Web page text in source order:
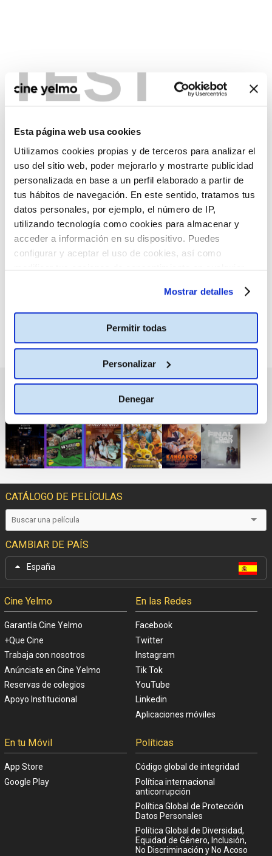
TEST
Esta página web usa cookies
Utilizamos cookies propias y de terceros para analizar el
uso del sitio web, poder mejorarlo y mostrarte publicidad
personalizada en base a un perfil elaborado a partir de
tus hábitos de navegación. En este sentido, tratamos tus
datos personales, por ejemplo, el número de IP,
utilizando tecnología como cookies para almacenar y
acceder a información en su dispositivo. Puedes
configurar y aceptar el uso de cookies, así como
modificar tus opciones de consentimiento en cualquier
Mostrar detalles
Permitir todas
Personalizar
Denegar
CONSULTA MÁS HORARIOS
:(
No hay películas con el
criterio de búsqueda
CATÁLOGO DE PELÍCULAS
CAMBIAR DE PAÍS
España
Cine Yelmo
Garantía Cine Yelmo
+Que Cine
Trabaja con nosotros
Anúnciate en Cine Yelmo
Reservas de colegios
Apoyo Institucional
En las Redes
Facebook
Twitter
Instagram
Tik Tok
YouTube
Linkedin
Aplicaciones móviles
En tu Móvil
App Store
Google Play
Políticas
Código global de integridad
Política internacional
anticorrupción
Política Global de Protección
Datos Personales
Política Global de Diversidad,
Equidad de Género, Inclusión,
No Discriminación y No Acoso